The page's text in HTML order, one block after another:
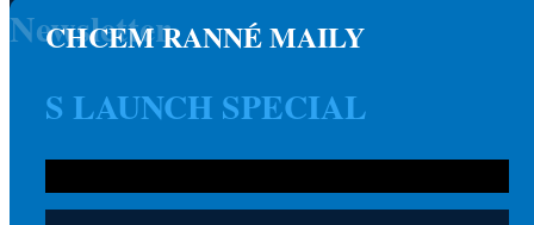
CHCEM RANNÉ MAILY
S LAUNCH SPECIAL
Newsletter